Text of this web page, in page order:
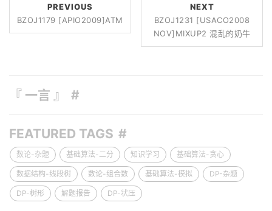
PREVIOUS
BZOJ1179 [APIO2009]ATM
NEXT
BZOJ1231 [USACO2008
NOV]MIXUP2 混乱的奶牛
『 一言 』
FEATURED TAGS
数论-杂题 基础算法-二分 知识学习 基础算法-贪心
数据结构-线段树 数论-组合数 基础算法-模拟 DP-杂题
DP-树形 解题报告 DP-状压